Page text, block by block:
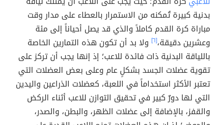
بدنية كبيرة تُمكنه من الاستمرار بالعطاء على مدار وقت
مباراة كرة القدم كاملاً والذي قد يصل أحياناً إلى مئة
وعشرين دقيقة،[٦]
ولا بد أن تكون هذه التمارين الخاصة
باللياقة البدنية ذات فائدة للاعب؛ إذ إنها يجب أن تركز على
تقوية عضلات الجسد بشكلٍ عام وعلى بعض العضلات التي
تعتبر الأكثر استخداماً في اللعبة، كعضلات الذراعين واليدين
التي لها دورٌ كبير في تحقيق التوازن للاعب أثناء الركض
والقفز، بالإضافة إلى عضلات الظهر، والبطن، والصدر،